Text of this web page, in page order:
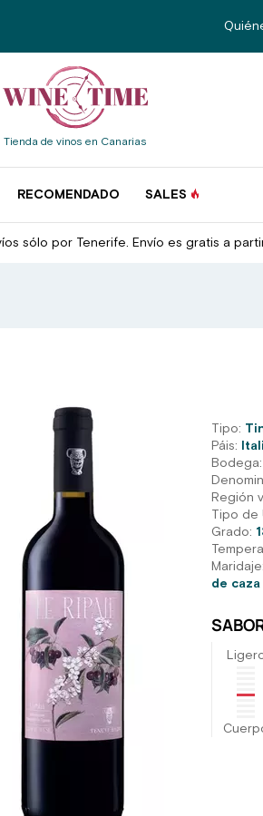
Tienda de vinos en Canarias
RECOMENDADO SALES
sólo por Tenerife. Envío es gratis a
Tipo:
Páis:
Bodega:
Región
Tipo de
Grado:
Maridaje:
de caza